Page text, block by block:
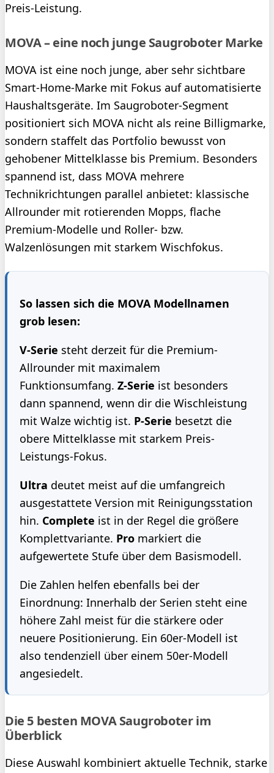
Preis-Leistung.
MOVA – eine noch junge Saugroboter Marke
MOVA ist eine noch junge, aber sehr sichtbare
Smart-Home-Marke mit Fokus auf automatisierte
Haushaltsgeräte. Im Saugroboter-Segment
positioniert sich MOVA nicht als reine Billigmarke,
sondern staffelt das Portfolio bewusst von
gehobener Mittelklasse bis Premium. Besonders
spannend ist, dass MOVA mehrere
Technikrichtungen parallel anbietet: klassische
Allrounder mit rotierenden Mopps, flache
Premium-Modelle und Roller- bzw.
Walzenlösungen mit starkem Wischfokus.
So lassen sich die MOVA Modellnamen
grob lesen:
V-Serie steht derzeit für die Premium-
Allrounder mit maximalem
Funktionsumfang. Z-Serie ist besonders
dann spannend, wenn dir die Wischleistung
mit Walze wichtig ist. P-Serie besetzt die
obere Mittelklasse mit starkem Preis-
Leistungs-Fokus.
Ultra deutet meist auf die umfangreich
ausgestattete Version mit Reinigungsstation
hin. Complete ist in der Regel die größere
Komplettvariante. Pro markiert die
aufgewertete Stufe über dem Basismodell.
Die Zahlen helfen ebenfalls bei der
Einordnung: Innerhalb der Serien steht eine
höhere Zahl meist für die stärkere oder
neuere Positionierung. Ein 60er-Modell ist
also tendenziell über einem 50er-Modell
angesiedelt.
Die 5 besten MOVA Saugroboter im
Überblick
Diese Auswahl kombiniert aktuelle Technik, starke